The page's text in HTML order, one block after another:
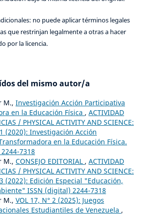
no puede aplicar términos legales
que restrinjan legalmente a otras a hacer
por la licencia.
del mismo autor/a
M., Investigación Acción Participativa
en la Educación Física , ACTIVIDAD
/ PHYSICAL ACTIVITY AND SCIENCE:
(2020): Investigación Acción
en la Educación Física.
7318
M., CONSEJO EDITORIAL , ACTIVIDAD
/ PHYSICAL ACTIVITY AND SCIENCE:
(2022): Edición Especial "Educación,
ISSN (digital) 2244-7318
M., VOL 17, N° 2 (2025): Juegos
Estudiantiles de Venezuela ,